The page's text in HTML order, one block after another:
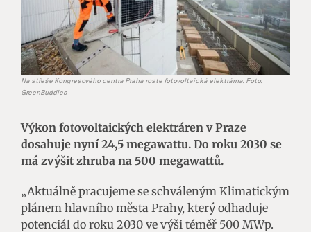
Na střeše Kongresového centra Praha roste fotovoltaická elektrárna. Foto:
GreenBuddies
Výkon fotovoltaických elektráren v Praze
dosahuje nyní 24,5 megawattu. Do roku 2030 se
má zvýšit zhruba na 500 megawattů.
„Aktuálně pracujeme se schváleným Klimatickým
plánem hlavního města Prahy, který odhaduje
potenciál do roku 2030 ve výši téměř 500 MWp.